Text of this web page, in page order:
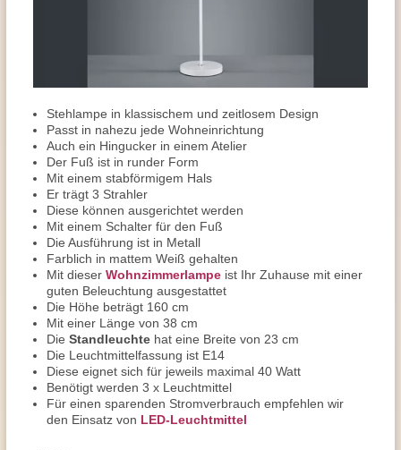
Stehlampe in klassischem und zeitlosem Design
Passt in nahezu jede Wohneinrichtung
Auch ein Hingucker in einem Atelier
Der Fuß ist in runder Form
Mit einem stabförmigem Hals
Er trägt 3 Strahler
Diese können ausgerichtet werden
Mit einem Schalter für den Fuß
Die Ausführung ist in Metall
Farblich in mattem Weiß gehalten
Mit dieser Wohnzimmerlampe ist Ihr Zuhause mit einer
guten Beleuchtung ausgestattet
Die Höhe beträgt 160 cm
Mit einer Länge von 38 cm
Die Standleuchte hat eine Breite von 23 cm
Die Leuchtmittelfassung ist E14
Diese eignet sich für jeweils maximal 40 Watt
Benötigt werden 3 x Leuchtmittel
Für einen sparenden Stromverbrauch empfehlen wir
den Einsatz von LED-Leuchtmittel